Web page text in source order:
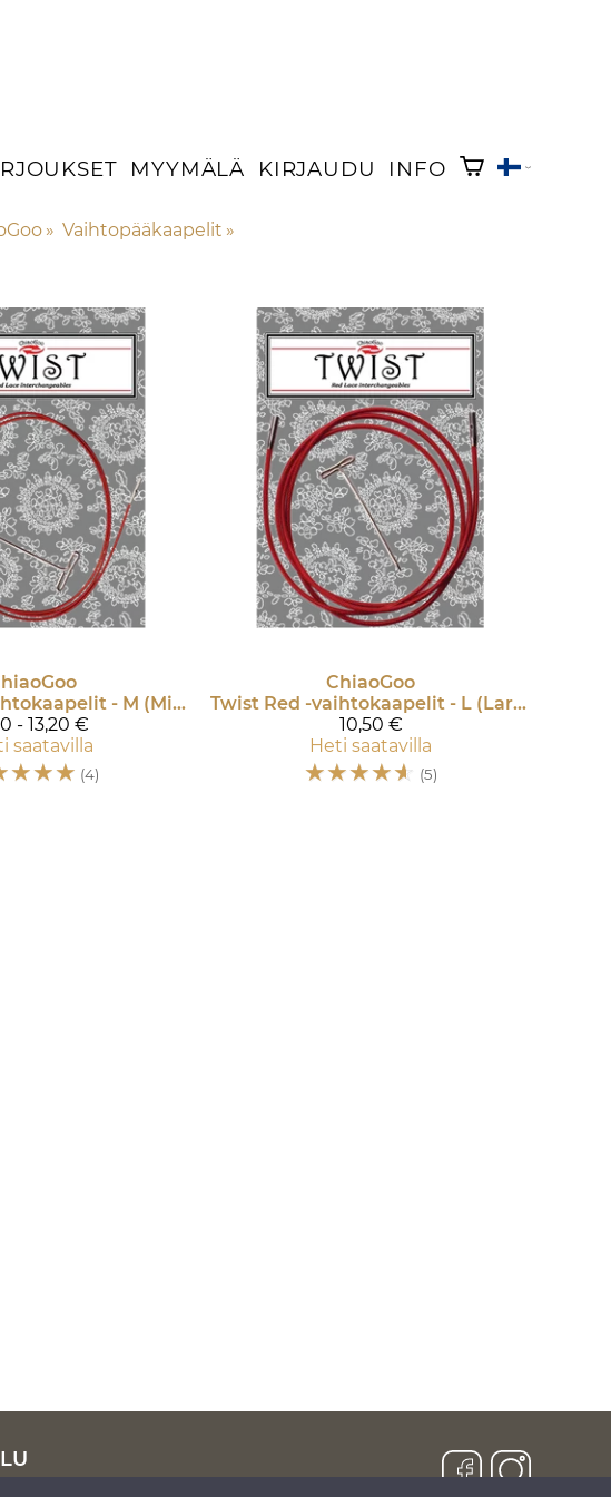
MYYMÄLÄ KIRJAUDU INFO
‪» Vaihtopääkaapelit ‪»
Twist Red -vaihtokaapelit - M (Mini)
- 13,20 €
saatavilla
☆☆☆ (4)
ChiaoGoo
Twist Red -vaihtokaapelit - L (Large)
10,50 €
Heti saatavilla
☆☆☆☆☆ (5)